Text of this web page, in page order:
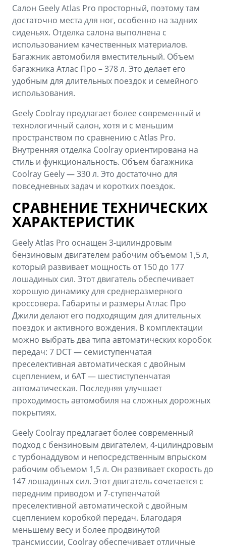
Салон Geely Atlas Pro просторный, поэтому там
достаточно места для ног, особенно на задних
сиденьях. Отделка салона выполнена с
использованием качественных материалов.
Багажник автомобиля вместительный. Объем
багажника Атлас Про – 378 л. Это делает его
удобным для длительных поездок и семейного
использования.
Geely Coolray предлагает более современный и
технологичный салон, хотя и с меньшим
пространством по сравнению с Atlas Pro.
Внутренняя отделка Coolray ориентирована на
стиль и функциональность. Объем багажника
Coolray Geely — 330 л. Это достаточно для
повседневных задач и коротких поездок.
СРАВНЕНИЕ ТЕХНИЧЕСКИХ
ХАРАКТЕРИСТИК
Geely Atlas Pro оснащен 3-цилиндровым
бензиновым двигателем рабочим объемом 1,5 л,
который развивает мощность от 150 до 177
лошадиных сил. Этот двигатель обеспечивает
хорошую динамику для среднеразмерного
кроссовера. Габариты и размеры Атлас Про
Джили делают его подходящим для длительных
поездок и активного вождения. В комплектации
можно выбрать два типа автоматических коробок
передач: 7 DCT — семиступенчатая
преселективная автоматическая с двойным
сцеплением, и 6АТ — шестиступенчатая
автоматическая. Последняя улучшает
проходимость автомобиля на сложных дорожных
покрытиях.
Geely Coolray предлагает более современный
подход с бензиновым двигателем, 4-цилиндровым
c турбонаддувом и непосредственным впрыском
рабочим объемом 1,5 л. Он развивает скорость до
147 лошадиных сил. Этот двигатель сочетается с
передним приводом и 7-ступенчатой
преселективной автоматической с двойным
сцеплением коробкой передач. Благодаря
меньшему весу и более продвинутой
трансмиссии, Coolray обеспечивает отличные